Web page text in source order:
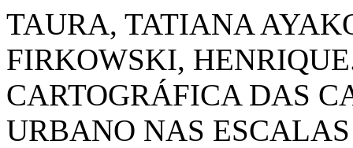
TAURA, TATIANA
FIRKOWSKI,
CARTOGRÁFICA DAS
URBANO NAS